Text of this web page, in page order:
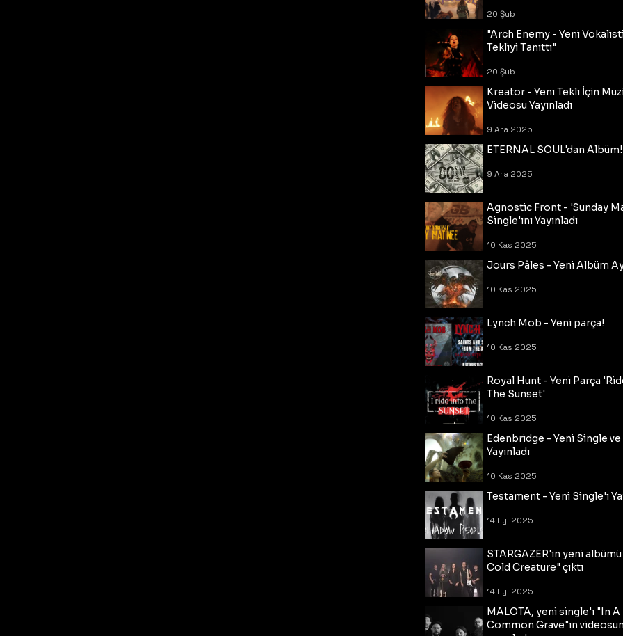
20 Şub
"Arch Enemy - Yeni
Tekliyi Tanıttı"
20 Şub
Kreator - Yeni Tekli İçin
Videosu Yayınladı
9 Ara 2025
ETERNAL SOUL'dan Albüm!
9 Ara 2025
Agnostic Front - 'Sunday
Single'ını Yayınladı
10 Kas 2025
Jours Pâles - Yeni Albüm
10 Kas 2025
Lynch Mob - Yeni parça!
10 Kas 2025
Royal Hunt - Yeni Parça
The Sunset'
10 Kas 2025
Edenbridge - Yeni Single
Yayınladı
10 Kas 2025
Testament - Yeni Single'ı
14 Eyl 2025
STARGAZER'ın yeni
Cold Creature" çıktı
14 Eyl 2025
MALOTA, yeni single'ı "In A
Common Grave"ın